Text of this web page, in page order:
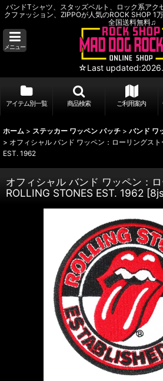
バンドTシャツ、スタッズベルト、ロック系アク
クファッション、ZIPPOが人気のROCK SHOP 1
全国送料無料♫
メニュー
☆Last
アイテム別一覧 商品検索 ご利用案内
ホーム > ステッカー ワッペン パッチ > バンド ワ
> オフィシャル バンド ワッペン：ローリングス
EST. 1962
オフィシャル バンド ワッペン：
ROLLING STONES EST. 1962 [